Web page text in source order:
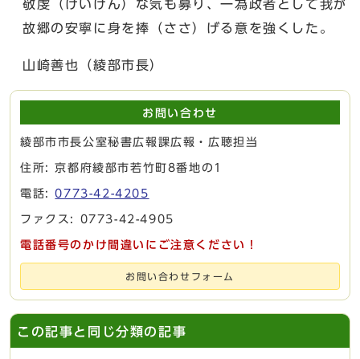
敬虔（けいけん）な気も募り、一為政者として我が
故郷の安寧に身を捧（ささ）げる意を強くした。
山崎善也（綾部市長）
お問い合わせ
綾部市市長公室秘書広報課広報・広聴担当
住所: 京都府綾部市若竹町8番地の1
電話:0773-42-4205
ファクス: 0773-42-4905
電話番号のかけ間違いにご注意ください！
お問い合わせフォーム
この記事と同じ分類の記事